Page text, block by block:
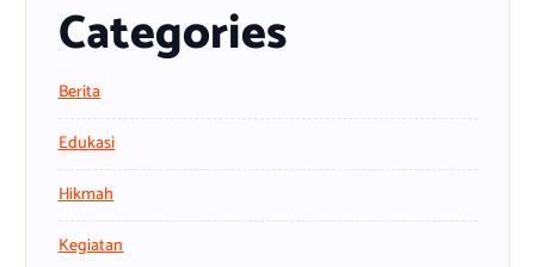
Categories
Berita
Edukasi
Hikmah
Kegiatan